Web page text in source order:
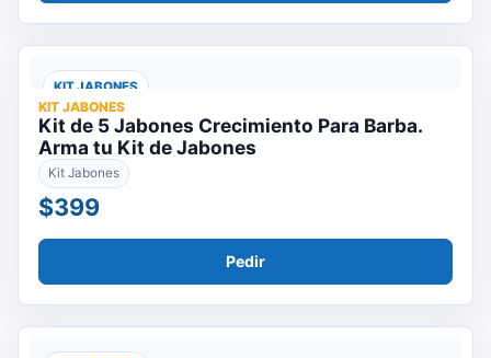
KIT JABONES
KIT JABONES
Kit de 5 Jabones Crecimiento Para Barba.
Arma tu Kit de Jabones
Kit Jabones
$399
Pedir